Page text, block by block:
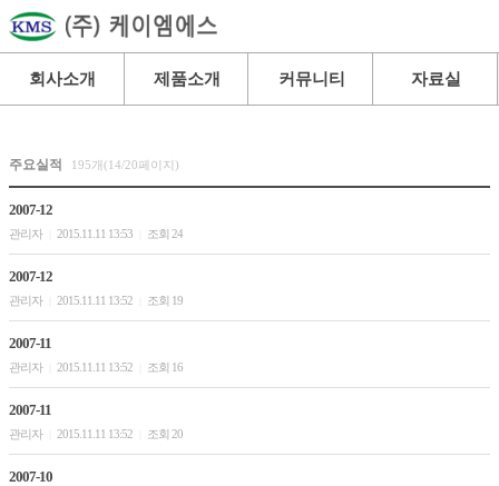
회사소개 제품소개 커뮤니티 자료실
주요실적 195개(14/20페이지)
2007-12
관리자 2015.11.11 13:53 조회 24
2007-12
관리자 2015.11.11 13:52 조회 19
2007-11
관리자 2015.11.11 13:52 조회 16
2007-11
관리자 2015.11.11 13:52 조회 20
2007-10